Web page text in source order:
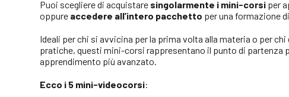
Puoi scegliere di acquistare singolarmente i mini-corsi per
oppure accedere all’intero pacchetto per una formazione
Ideali per chi si avvicina per la prima volta alla materia o per
pratiche, questi mini-corsi rappresentano il punto di partenza
apprendimento più avanzato.
Ecco i 5 mini-videocorsi: